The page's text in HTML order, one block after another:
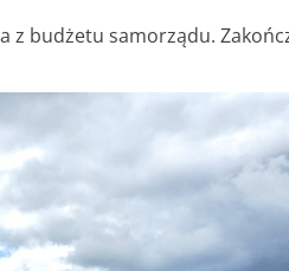
z budżetu samorządu.